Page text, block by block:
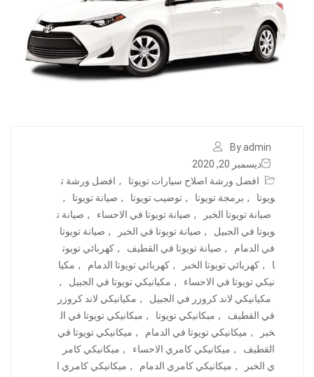
By admin
ديسمبر 20, 2020
افضل ورشة اصلاح سيارات تويوتا
, افضل ورشة ت
ويوتا
, برمجة تويوتا , توضيب تويوتا , صيانة تويوتا
,
صيانة تويوتا الخبر
, صيانة تويوتا في الاحساء , صيانة ت
ويوتا في الجبيل
, صيانة تويوتا في الخبر , صيانة تويوتا
في الدمام
, صيانة تويوتا في القطيف , كهربائي تويوت
ا
, كهربائي تويوتا الخبر , كهربائي تويوتا الدمام , مكيا
نيكي تويوتا في الاحساء
, مكيانيكي تويوتا في الجبيل
,
مكيانيكي لاند كروزر في الجبيل
, مكيانيكي لاند كروزر
في القطيف
, ميكانيكي تويوتا , ميكانيكي تويوتا في ال
خبر
, ميكانيكي تويوتا في الدمام , ميكانيكي تويوتا في
القطيف
, ميكانيكي كامري الاحساء , ميكانيكي كامر
ي الخبر
, ميكانيكي كامري الدمام , ميكانيكي كامري ا